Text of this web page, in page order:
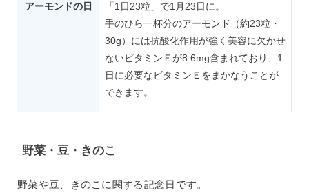
アーモンドの日
「1日23粒」で1月23日に。
手のひら一杯分のアーモンド（約23粒・
30g）には抗酸化作用が強く美容に欠かせ
ないビタミンＥが8.6mg含まれており、1
日に必要なビタミンＥをまかなうことが
できます。
野菜・豆・きのこ
野菜や豆、きのこに関する記念日です。